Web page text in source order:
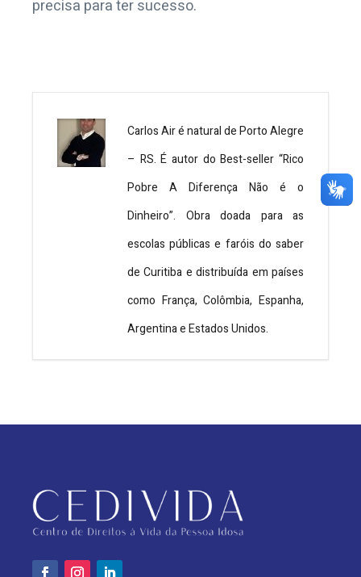
precisa para ter sucesso.
Carlos Air é natural de Porto Alegre
– RS. É autor do Best-seller “Rico
Pobre A Diferença Não é o
Dinheiro”. Obra doada para as
escolas públicas e faróis do saber
de Curitiba e distribuída em países
como França, Colômbia, Espanha,
Argentina e Estados Unidos.